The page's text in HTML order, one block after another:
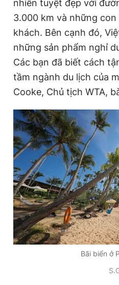
nhiên tuyệt đẹp với
3.000 km và những
khách. Bên cạnh đó,
những sản phẩm nghỉ
Các bạn đã biết cách
tầm ngành du lịch của
Cooke, Chủ tịch WTA,
Bãi biển ở